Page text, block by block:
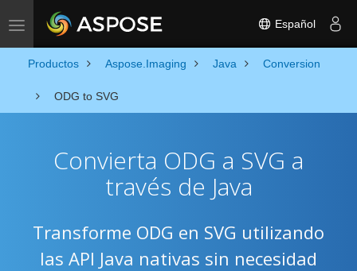
Toggle navigation Español
Productos Aspose.Imaging Java Conversion
ODG to SVG
Convierta ODG a SVG a
través de Java
Transforme ODG en SVG utilizando
las API Java nativas sin necesidad